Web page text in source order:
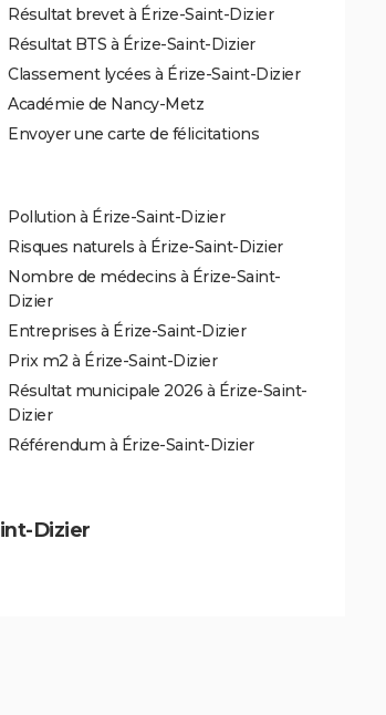
Résultat brevet à Érize-Saint-Dizier
Résultat BTS à Érize-Saint-Dizier
Classement lycées à Érize-Saint-Dizier
Académie de Nancy-Metz
Envoyer une carte de félicitations
Pollution à Érize-Saint-Dizier
Risques naturels à Érize-Saint-Dizier
Nombre de médecins à Érize-Saint-
Dizier
Entreprises à Érize-Saint-Dizier
Prix m2 à Érize-Saint-Dizier
Résultat municipale 2026 à Érize-Saint-
Dizier
Référendum à Érize-Saint-Dizier
Dizier